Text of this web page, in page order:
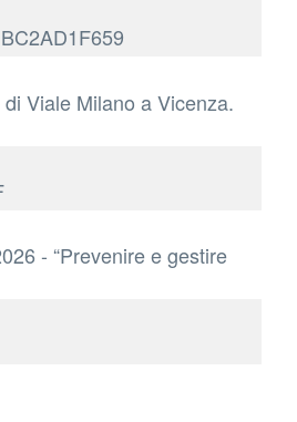
Viale Milano a Vicenza.
- “Prevenire e gestire